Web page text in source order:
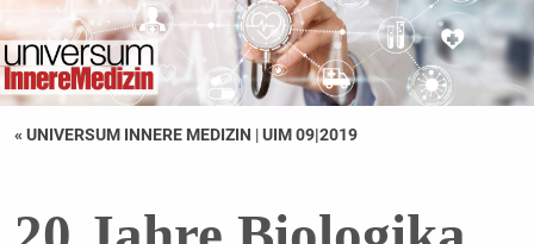
« UNIVERSUM INNERE MEDIZIN |UIM 09|2019